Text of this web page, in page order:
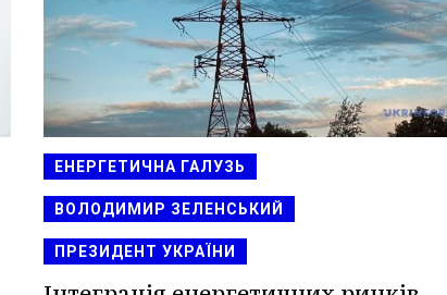
ЕНЕРГЕТИЧНА ГАЛУЗЬ
ВОЛОДИМИР ЗЕЛЕНСЬКИЙ
ПРЕЗИДЕНТ УКРАЇНИ